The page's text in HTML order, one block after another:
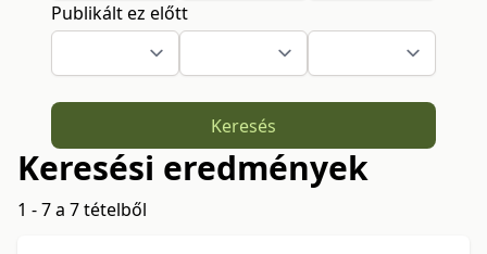
Publikált ez előtt
Keresés
Keresési eredmények
1 - 7 a 7 tételből